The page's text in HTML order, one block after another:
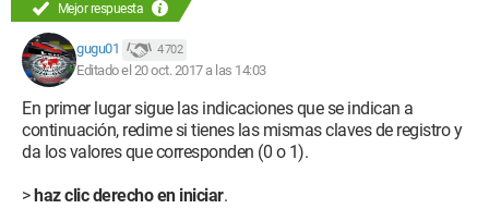
Mejor respuesta
gugu01 4 702
Editado el 20 oct. 2017 a las 14:03
En primer lugar sigue las indicaciones que se indican a
continuación, redime si tienes las mismas claves de registro y
da los valores que corresponden (0 o 1).
>haz clic derecho en iniciar.